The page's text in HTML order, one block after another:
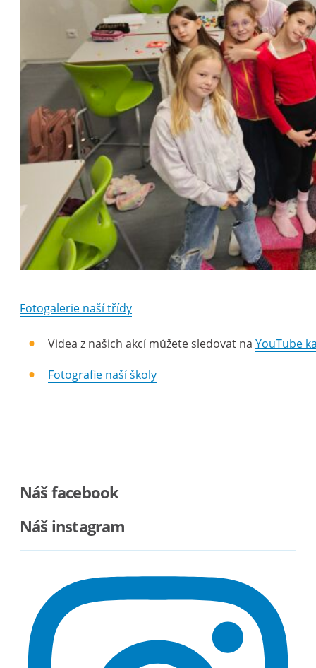
Fotogalerie naší třídy
Videa z našich akcí můžete sledovat na YouTube
Fotografie naší školy
Náš facebook
Náš instagram